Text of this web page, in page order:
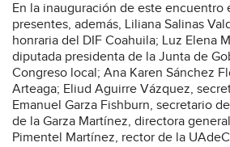
En la inauguración de este encuentro
presentes, además, Liliana Salinas
honraria del DIF Coahuila; Luz Elena
diputada presidenta de la Junta de
Congreso local; Ana Karen Sánchez
Arteaga; Eliud Aguirre Vázquez,
Emanuel Garza Fishburn, secretario
de la Garza Martínez, directora
Pimentel Martínez, rector de la